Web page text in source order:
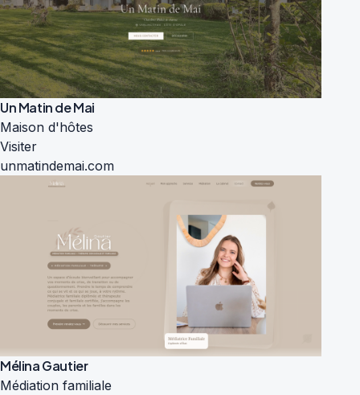
Un Matin de Mai
Maison d'hôtes
Visiter
unmatindemai.com
Mélina Gautier
Médiation familiale